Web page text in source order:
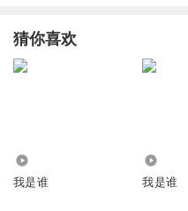
猜你喜欢
我是谁 我是谁